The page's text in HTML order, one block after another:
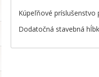
Kúpeľňové príslušenstvo
Dodatočná stavebná